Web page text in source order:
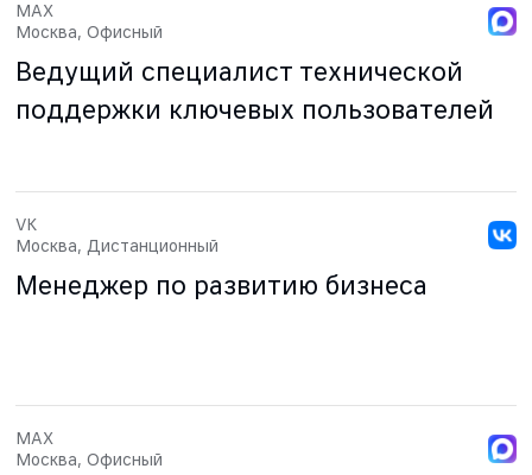
Ведущий специалист технической
поддержки ключевых пользователей
MAX
Москва, Офисный
Менеджер по развитию бизнеса
VK
Москва, Дистанционный
MAX
Москва, Офисный